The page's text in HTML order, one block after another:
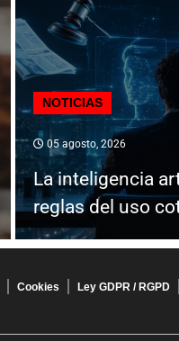
NOTICIAS
05 agosto, 2026
La inteligencia
reglas del uso
Cookies Ley GDPR / RGPD